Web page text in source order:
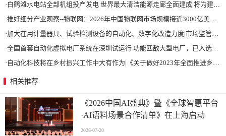
·白鹤滩水电站全部机组投产发电 世界最大清洁能源走廊全面建成|将为建设新型能源体系、保障国家能源安全、实现“双碳”目标提供有力支撑
·推好细分产业观察--物联网：2026年中国物联网市场规模接近3000亿美元 智慧工厂、智慧城市、智慧电网等将占60%以上
·加大在用计量器具、试验检测设备的自动化、数字化改造力度|市场监管总局 工业和信息化部 关于促进企业计量能力提升的指导意见
·全国首套自动化虚拟电厂系统在深圳试运行 功能匹敌大型电厂，已入选国际典型案例
· 自动化科技将在乡村振兴工作中大有作为|《关于做好2023年全面推进乡村振兴重点工作的意见》发布
相关推荐
《2026中国AI盛典》暨《全球智惠平台
·AI语料场景合作清单》在上海启动
2026-07-20